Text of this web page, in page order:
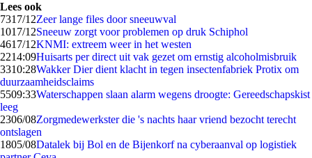
Lees ook
7317/12Zeer lange files door sneeuwval
1017/12Sneeuw zorgt voor problemen op druk Schiphol
4617/12KNMI: extreem weer in het westen
2214:09Huisarts per direct uit vak gezet om ernstig alcoholmisbruik
3310:28Wakker Dier dient klacht in tegen insectenfabriek Protix om
duurzaamheidsclaims
5509:33Waterschappen slaan alarm wegens droogte: Gereedschapskist
leeg
2306/08Zorgmedewerkster die 's nachts haar vriend bezocht terecht
ontslagen
1805/08Datalek bij Bol en de Bijenkorf na cyberaanval op logistiek